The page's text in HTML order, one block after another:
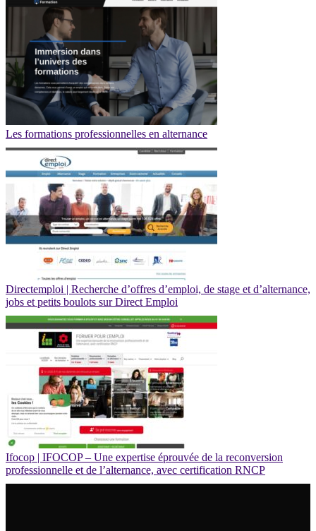
Les formations professionnelles en alternance
Di­rectemploi | Recherche d’offres d’emploi, de stage et d’alternance,
jobs et petits boulots sur Direct Emploi
Ifocop | IFOCOP – Une expertise éprouvée de la re­con­ver­sion
profes­sionnel­le et de l’alternance, avec cer­tifica­tion RNCP